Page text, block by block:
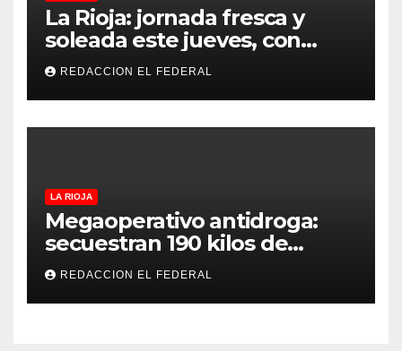
La Rioja: jornada fresca y
soleada este jueves, con
temperaturas estables para
el viernes
REDACCION EL FEDERAL
LA RIOJA
Megaoperativo antidroga:
secuestran 190 kilos de
marihuana que tenían como
destino La Rioja y Catamarca
REDACCION EL FEDERAL